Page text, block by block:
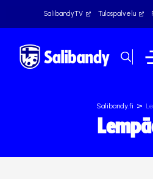
SalibandyTV Tulospalvelu
Salibandy.fi >